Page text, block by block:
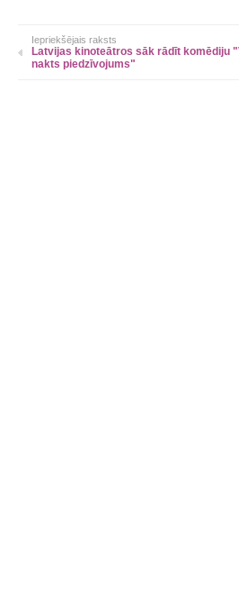
Iepriekšējais raksts
Latvijas kinoteātros sāk rādīt komēdiju
nakts piedzīvojums"